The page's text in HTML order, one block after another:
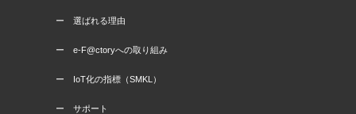
ー 選ばれる理由
ー e-F@ctoryへの取り組み
ー IoT化の指標（SMKL）
ー サポート